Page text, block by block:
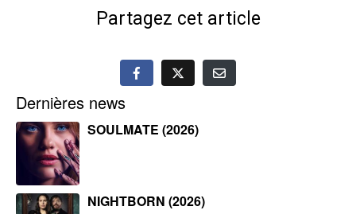
Partagez cet article
Dernières news
SOULMATE (2026)
NIGHTBORN (2026)